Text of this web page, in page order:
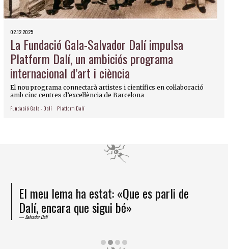
02.12.2025
La Fundació Gala-Salvador Dalí impulsa
Platform Dalí, un ambiciós programa
internacional d’art i ciència
El nou programa connectarà artistes i científics en col·laboració
amb cinc centres d’excel·lència de Barcelona
Fundació Gala - Dalí Platform Dalí
El meu lema ha estat: «Que es parli de
Dalí, encara que sigui bé»
Salvador Dalí